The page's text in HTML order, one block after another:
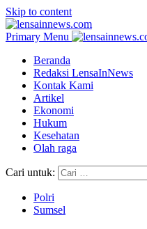
Skip to content
Primary Menu
Beranda
Redaksi LensaInNews
Kontak Kami
Artikel
Ekonomi
Hukum
Kesehatan
Olah raga
Cari untuk:
Polri
Sumsel